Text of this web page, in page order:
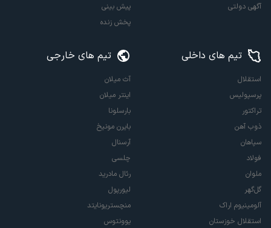
آگهی دولتی
پیش بینی
پخش زنده
تیم های داخلی
استقلال
پرسپولیس
تراکتور
ذوب آهن
سپاهان
فولاد
ملوان
گل‌گهر
آلومینیوم اراک
استقلال خوزستان
تیم های خارجی
آث میلان
اینتر میلان
بارسلونا
بایرن مونیخ
آرسنال
چلسی
رئال مادرید
لیورپول
منچستریونایتد
یوونتوس